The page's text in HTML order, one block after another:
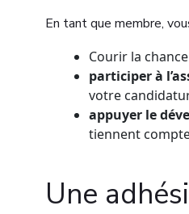
En tant que membre,
Courir la
participer à
votre
appuyer le
tiennent
Une